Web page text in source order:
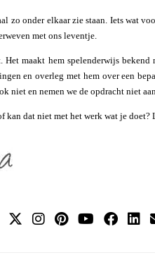
onder elkaar zie staan. Iets wat
met ons leventje.
maakt hem spelenderwijs
en overleg met hem over een
niet en nemen we de opdracht niet aan.
dat niet met het werk wat je doet?